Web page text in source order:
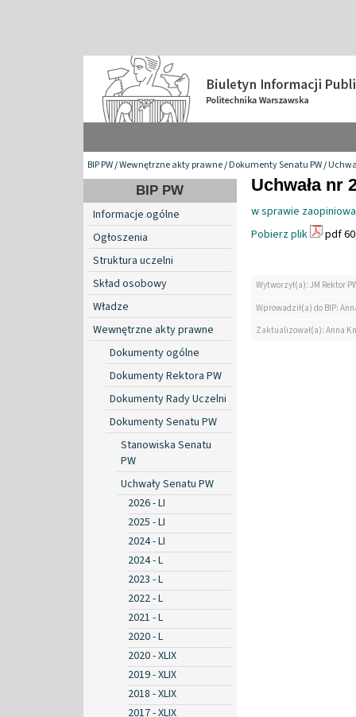
BIP PW/Wewnętrzne akty prawne/Dokumenty Senatu PW/
BIP PW
Informacje ogólne
Ogłoszenia
Struktura uczelni
Skład osobowy
Władze
Wewnętrzne akty prawne
Dokumenty ogólne
Dokumenty Rektora PW
Dokumenty Rady Uczelni
Dokumenty Senatu PW
Stanowiska Senatu
PW
Uchwały Senatu PW
2026 - LI
2025 - LI
2024 - LI
2024 - L
2023 - L
2022 - L
2021 - L
2020 - L
2020 - XLIX
2019 - XLIX
2018 - XLIX
2017 - XLIX
Uchwała nr
w sprawie
Pobierz plik
pdf
Wytworzył(a): JM Rektor
Wprowadził(a) do BIP:
Zaktualizował(a): Anna